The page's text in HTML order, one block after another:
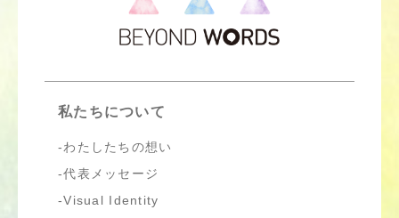
私たちについて
わたしたちの想い
代表メッセージ
Visual Identity